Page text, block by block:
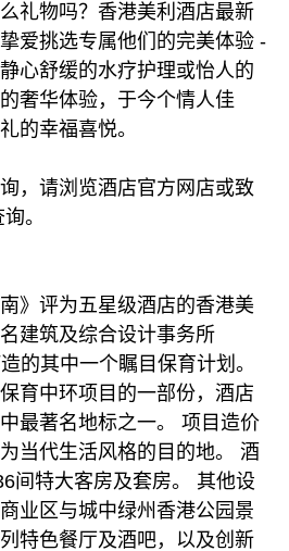
礼物吗？香港美利酒店最新
爱挑选专属他们的完美体验 -
心舒缓的水疗护理或怡人的
奢华体验，于今个情人佳
的幸福喜悦。
，请浏览酒店官方网店或致
。
》评为五星级酒店的香港美
建筑及综合设计事务所
的其中一个瞩目保育计划。
育中环项目的一部份，酒店
最著名地标之一。 项目造价
当代生活风格的目的地。 酒
间特大客房及套房。 其他设
业区与城中绿州香港公园景
特色餐厅及酒吧，以及创新